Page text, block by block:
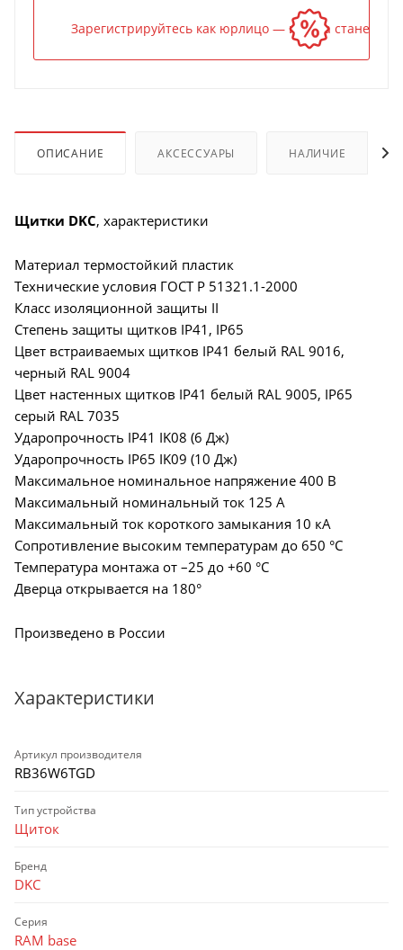
Зарегистрируйтесь как юрлицо — и цена станет
ОПИСАНИЕ АКСЕССУАРЫ НАЛИЧИЕ
Щитки DKC, характеристики
Материал термостойкий пластик
Технические условия ГОСТ Р 51321.1-2000
Класс изоляционной защиты II
Степень защиты щитков IP41, IP65
Цвет встраиваемых щитков IP41 белый RAL 9016,
черный RAL 9004
Цвет настенных щитков IP41 белый RAL 9005, IP65
серый RAL 7035
Ударопрочность IP41 IK08 (6 Дж)
Ударопрочность IP65 IK09 (10 Дж)
Максимальное номинальное напряжение 400 В
Максимальный номинальный ток 125 А
Максимальный ток короткого замыкания 10 кА
Сопротивление высоким температурам до 650 °С
Температура монтажа от –25 до +60 °С
Дверца открывается на 180°
Произведено в России
Характеристики
Артикул производителя
RB36W6TGD
Тип устройства
Щиток
Бренд
DKC
Серия
RAM base